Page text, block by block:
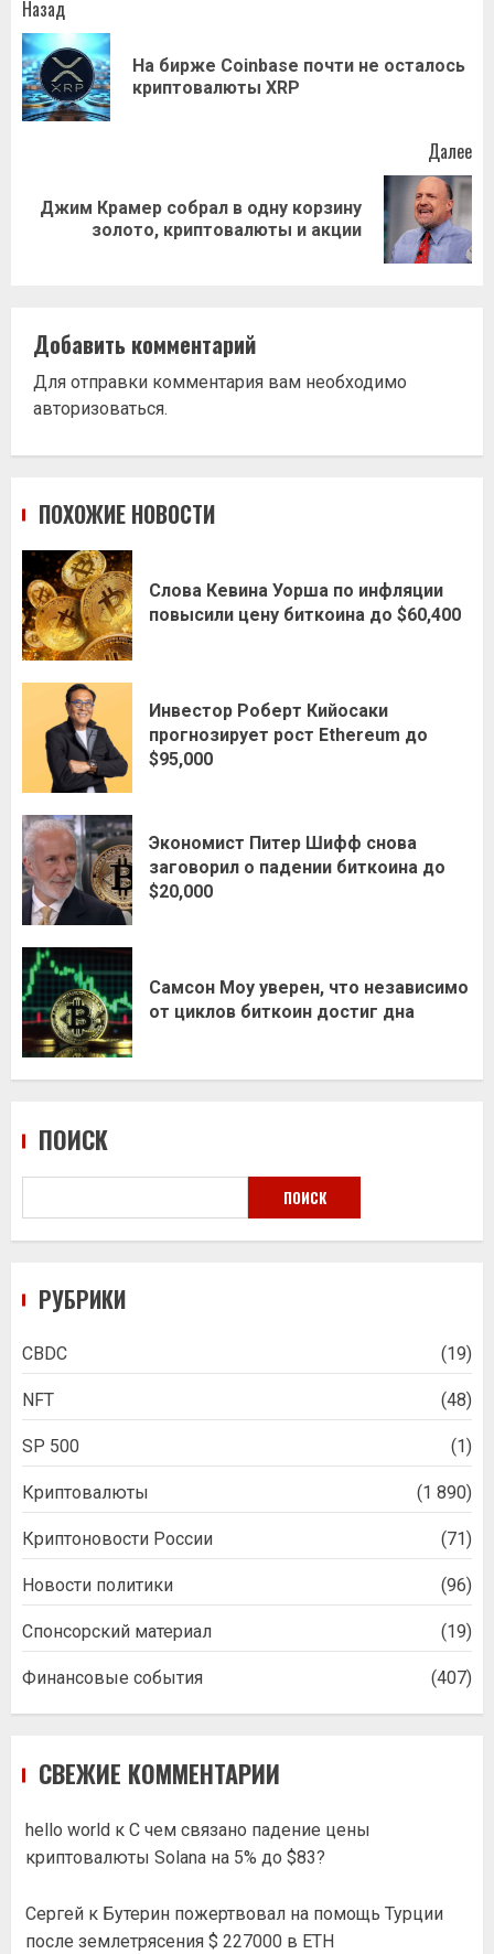
Навигация
записи
Назад
На бирже Coinbase почти не осталось
криптовалюты XRP
Далее
Следующая
Джим Крамер собрал в одну корзину
золото, криптовалюты и акции
Добавить комментарий
Для отправки комментария вам необходимо
авторизоваться.
ПОХОЖИЕ НОВОСТИ
Слова Кевина Уорша по инфляции
повысили цену биткоина до $60,400
Инвестор Роберт Кийосаки
прогнозирует рост Ethereum до
$95,000
Экономист Питер Шифф снова
заговорил о падении биткоина до
$20,000
Самсон Моу уверен, что независимо
от циклов биткоин достиг дна
ПОИСК
ПОИСК
РУБРИКИ
CBDC (19)
NFT (48)
SP 500 (1)
Криптовалюты (1 890)
Криптоновости России (71)
Новости политики (96)
Спонсорский материал (19)
Финансовые события (407)
СВЕЖИЕ КОММЕНТАРИИ
hello world к С чем связано падение цены
криптовалюты Solana на 5% до $83?
Сергей к Бутерин пожертвовал на помощь Турции
после землетрясения $ 227000 в ETH